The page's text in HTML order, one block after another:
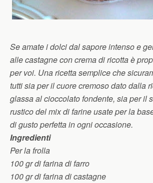
Se amate i dolci dal sapore intenso e
alle castagne con crema di ricotta è
per voi. Una ricetta semplice che
tutti sia per il cuore cremoso dato dalla
glassa al cioccolato fondente, sia per il
rustico del mix di farine usate per la
di gusto perfetta in ogni occasione.
Ingredienti
Per la frolla
100 gr di farina di farro
100 gr di farina di castagne